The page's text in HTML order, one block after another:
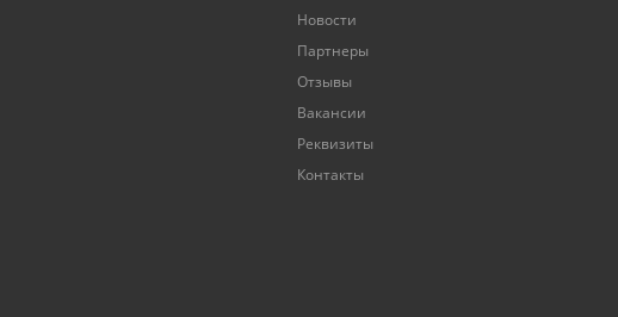
Новости
Партнеры
Отзывы
Вакансии
Реквизиты
Контакты